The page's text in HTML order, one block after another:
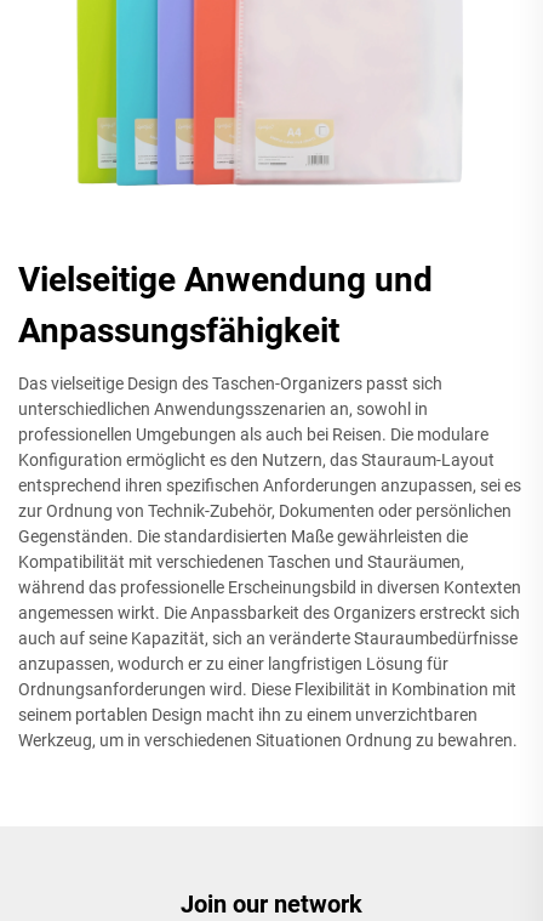
Vielseitige Anwendung und
Anpassungsfähigkeit
Das vielseitige Design des Taschen-Organizers passt sich
unterschiedlichen Anwendungsszenarien an, sowohl in
professionellen Umgebungen als auch bei Reisen. Die modulare
Konfiguration ermöglicht es den Nutzern, das Stauraum-Layout
entsprechend ihren spezifischen Anforderungen anzupassen, sei es
zur Ordnung von Technik-Zubehör, Dokumenten oder persönlichen
Gegenständen. Die standardisierten Maße gewährleisten die
Kompatibilität mit verschiedenen Taschen und Stauräumen,
während das professionelle Erscheinungsbild in diversen Kontexten
angemessen wirkt. Die Anpassbarkeit des Organizers erstreckt sich
auch auf seine Kapazität, sich an veränderte Stauraumbedürfnisse
anzupassen, wodurch er zu einer langfristigen Lösung für
Ordnungsanforderungen wird. Diese Flexibilität in Kombination mit
seinem portablen Design macht ihn zu einem unverzichtbaren
Werkzeug, um in verschiedenen Situationen Ordnung zu bewahren.
Join our network